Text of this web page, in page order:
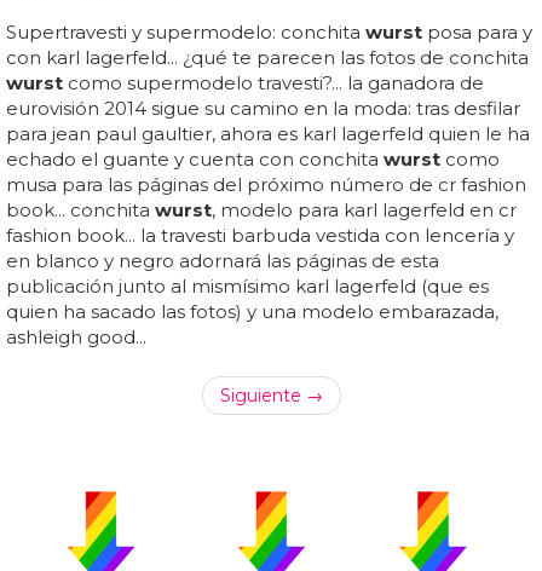
Supertravesti y supermodelo: conchita wurst posa para y
con karl lagerfeld... ¿qué te parecen las fotos de conchita
wurst como supermodelo travesti?... la ganadora de
eurovisión 2014 sigue su camino en la moda: tras desfilar
para jean paul gaultier, ahora es karl lagerfeld quien le ha
echado el guante y cuenta con conchita wurst como
musa para las páginas del próximo número de cr fashion
book... conchita wurst, modelo para karl lagerfeld en cr
fashion book... la travesti barbuda vestida con lencería y
en blanco y negro adornará las páginas de esta
publicación junto al mismísimo karl lagerfeld (que es
quien ha sacado las fotos) y una modelo embarazada,
ashleigh good...
Siguiente →